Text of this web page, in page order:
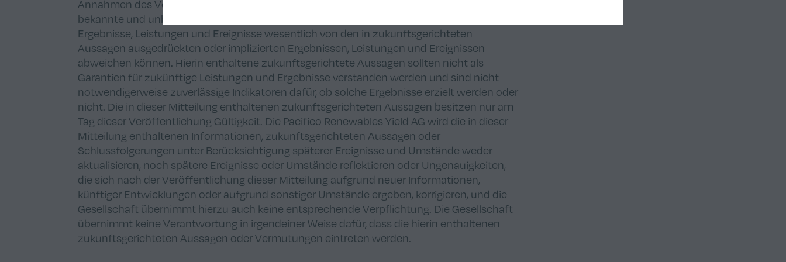
Annahmen des Vorstands der Pacifico Renewables Yield AG und beinhalten erhebliche
bekannte und unbekannte Risiken sowie Ungewissheiten, weshalb die tatsächlichen
Ergebnisse, Leistungen und Ereignisse wesentlich von den in zukunftsgerichteten
Aussagen ausgedrückten oder implizierten Ergebnissen, Leistungen und Ereignissen
abweichen können. Hierin enthaltene zukunftsgerichtete Aussagen sollten nicht als
Garantien für zukünftige Leistungen und Ergebnisse verstanden werden und sind nicht
notwendigerweise zuverlässige Indikatoren dafür, ob solche Ergebnisse erzielt werden oder
nicht. Die in dieser Mitteilung enthaltenen zukunftsgerichteten Aussagen besitzen nur am
Tag dieser Veröffentlichung Gültigkeit. Die Pacifico Renewables Yield AG wird die in dieser
Mitteilung enthaltenen Informationen, zukunftsgerichteten Aussagen oder
Schlussfolgerungen unter Berücksichtigung späterer Ereignisse und Umstände weder
aktualisieren, noch spätere Ereignisse oder Umstände reflektieren oder Ungenauigkeiten,
die sich nach der Veröffentlichung dieser Mitteilung aufgrund neuer Informationen,
künftiger Entwicklungen oder aufgrund sonstiger Umstände ergeben, korrigieren, und die
Gesellschaft übernimmt hierzu auch keine entsprechende Verpflichtung. Die Gesellschaft
übernimmt keine Verantwortung in irgendeiner Weise dafür, dass die hierin enthaltenen
zukunftsgerichteten Aussagen oder Vermutungen eintreten werden.